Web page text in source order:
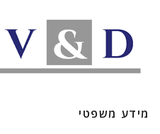
מידע משפטי